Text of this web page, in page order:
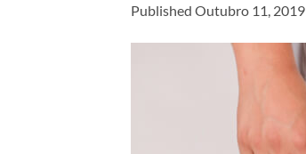
Published Outubro 11, 2019